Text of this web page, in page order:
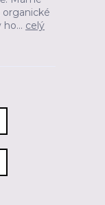
organické
celý